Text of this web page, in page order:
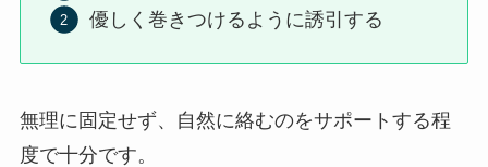
優しく巻きつけるように誘引する
無理に固定せず、自然に絡むのをサポートする程
度で十分です。